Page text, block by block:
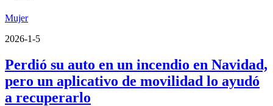
Mujer
2026-1-5
Perdió su auto en un incendio en Navidad,
pero un aplicativo de movilidad lo ayudó
a recuperarlo